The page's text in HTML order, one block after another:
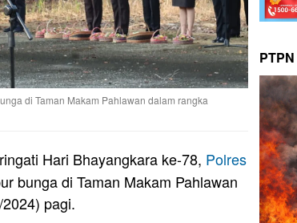
di Taman Makam Pahlawan dalam rangka
Hari Bhayangkara ke-78, Polres
bunga di Taman Makam Pahlawan
pagi.